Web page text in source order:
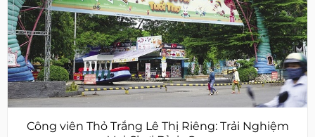
Công viên Thỏ Trắng Lê Thị Riêng: Trải Nghiệm